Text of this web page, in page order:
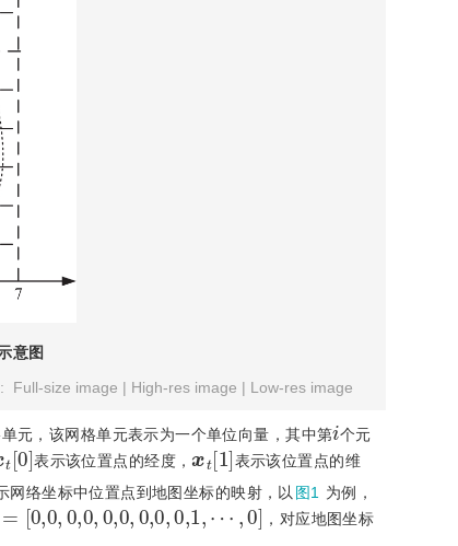
意图
Full-size image | High-res image | Low-res image
元，该网格单元表示为一个单位向量，其中第
i
个元
[0]
表示该位置点的经度，
x [1]
表示该位置点的维
网络坐标中位置点到地图坐标的映射，以 图1 为例，
= [0,0,0,0,0,0,0,0,0,1,⋯,0]
，对应地图坐标